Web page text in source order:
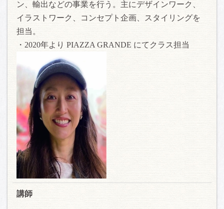
ン、輸出などの事業を行う。主にデザインワーク、
イラストワーク、コンセプト企画、スタイリングを
担当。
・2020年より PIAZZA GRANDE にてクラス担当
講師